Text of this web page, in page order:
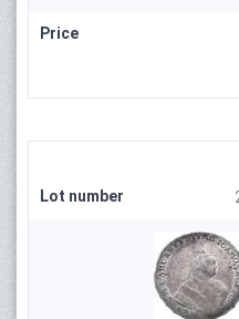
Price
Lot number